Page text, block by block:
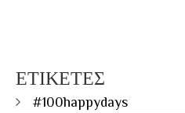
ΕΤΙΚΕΤΕΣ
#100happydays